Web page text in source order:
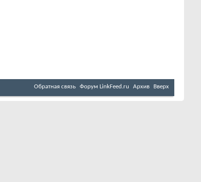
Обратная связь Форум LinkFeed.ru Архив Вверх